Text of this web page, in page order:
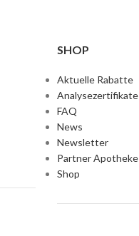
SHOP
Aktuelle Rabatte
Analysezertifikate
FAQ
News
Newsletter
Partner Apotheke
Shop